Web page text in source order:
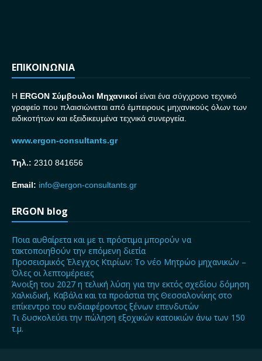
ΕΠΙΚΟΙΝΩΝΙΑ
H ERGON Σύμβουλοι Μηχανικοί είναι ένα σύγχρονο τεχνικό
γραφείο που πλαισιώνεται από έμπειρους μηχανικούς όλων των
ειδικοτήτων και εξειδικευμένα τεχνικά συνεργεία.
www.ergon-consultants.gr
Τηλ.: 2310 841656
Email: info@ergon-consultants.gr
ERGON blog
Ποια αυθαίρετα και με τι πρόστιμα μπορούν να
τακτοποιηθούν την επόμενη διετία
Προσεισμικός Έλεγχος Κτιρίων: Το νέο Μητρώο μηχανικών –
Όλες οι λεπτομέρειες
Άνοιξη του 2027 η τελική λύση για την εκτός σχεδίου δόμηση
Χαλκιδική, Καβάλα και τα προάστια της Θεσσαλονίκης στο
επίκεντρο του ενδιαφέροντος ξένων επενδυτών
Τι δυσκολεύει την πώληση εξοχικών κατοικιών άνω των 150
τ.μ.